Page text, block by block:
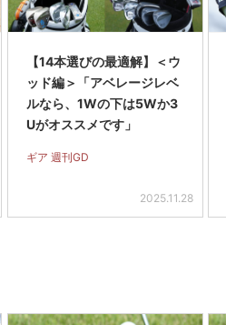
【14本選びの最適解】＜ウ
ッド編＞「アベレージレベ
ルなら、1Wの下は5Wか3
Uがオススメです」
ギア 週刊GD
2025.11.28